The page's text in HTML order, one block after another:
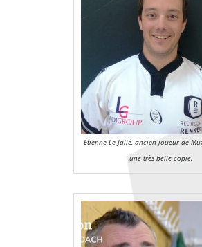
Étienne Le Jallé, ancien joueur de
une très belle copie.